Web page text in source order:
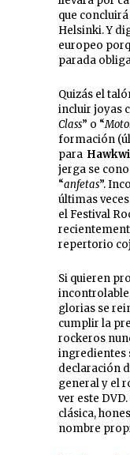
que
Helsinki. Y
europeo
parada
Quizás el
incluir joyas
Class” o “
formación
para
jerga se
“anfetas”.
últimas
el Festival
repertorio
Si quieren
glorias se
cumplir la
rockeros
ingredientes
declaración
general y el
ver este
clásica,
nombre